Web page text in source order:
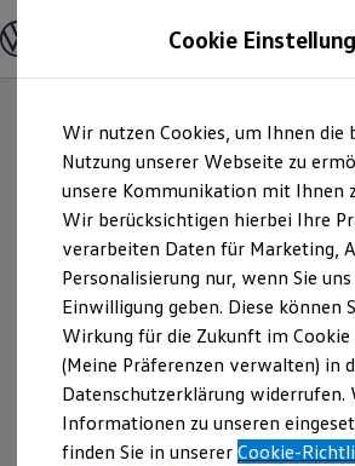
Hauptinhalt
springen
Footer
springen
Modelle & Konfigurator
Nutzfahrzeugkategorien
Modelle konfigurieren
Vorgängermodelle und
Vorgängermodelle
Oldtimer
Bulli Historie
Branchenlösungen &
Umbaulösungen und
Auf- und Umbauten entdecken
Groß- und Sonderkunden
Großkunden
Kommunen & Behörden
Journalisten
Sportvereine
Branchenlösungen
Bau & Handwerk
Gewerbliche
Autohaus
der
Elmshorn
Co.KG |
Cookie
Wir nutzen Cookies, um Ihnen die
Nutzung unserer Webseite zu
unsere Kommunikation mit Ihnen
Wir berücksichtigen hierbei Ihre
verarbeiten Daten für Marketing,
Personalisierung nur, wenn Sie
Einwilligung geben. Diese können
Wirkung für die Zukunft im Cookie
(Meine Präferenzen verwalten) in
Datenschutzerklärung widerrufen.
Informationen zu unseren
finden Sie in unsererCookie-